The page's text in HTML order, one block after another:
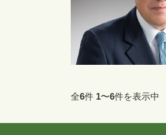
全6件 1〜6件を表示中